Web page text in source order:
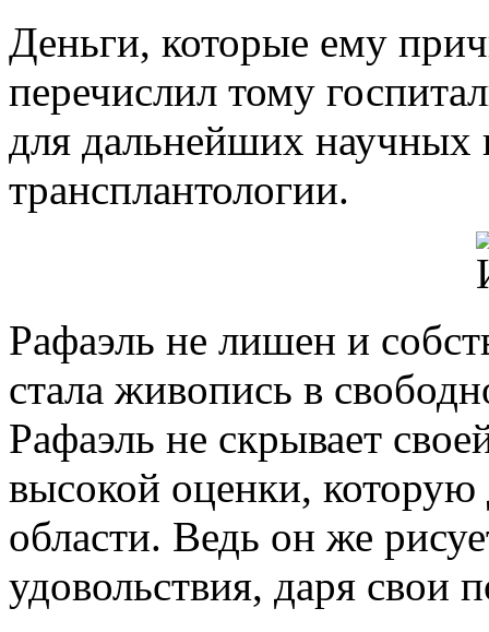
Деньги, которые ему
перечислил тому
для дальнейших научных
трансплантологии.
Рафаэль не лишен и
стала живопись в
Рафаэль не скрывает
высокой оценки, которую
области. Ведь он же
удовольствия, даря свои